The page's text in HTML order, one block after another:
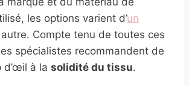
les options varient d’un
Compte tenu de toutes ces
spécialistes recommandent de
d’œil à la solidité du tissu.